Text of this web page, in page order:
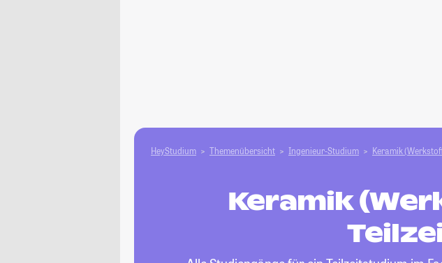
HeyStudium Themenübersicht Ingenieur-Studium Keramik
Keramik